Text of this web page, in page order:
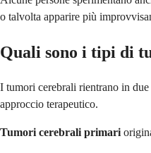
o talvolta apparire più
Quali sono i tipi di
I tumori cerebrali rientrano in
approccio terapeutico.
Tumori cerebrali primari